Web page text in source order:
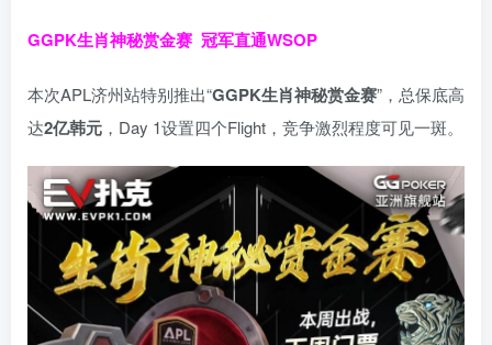
GGPK生肖神秘赏金赛 冠军直通WSOP
本次APL济州站特别推出“GGPK生肖神秘赏金赛”，总保底高
达2亿韩元 ，Day 1设置四个Flight，竞争激烈程度可见一斑。